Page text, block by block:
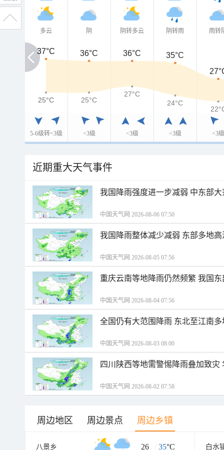
多云
5-6级转<3级
阴
<3级
阴转多云
<3级
阴转雨
<3级
雨转
<3级
37°C
37°C 36°C 36°C
35°C
25°C
25°C 25°C
27°C
24°C
近期重大天气事件
我国降雨强度进一步减弱 中东部
中国天气网 2026-08-06 07:50
我国降雨整体减少减弱 东部多地
中国天气网 2026-08-05 07:56
重庆云南等地降雨仍然频繁 我国
中国天气网 2026-08-04 07:56
全国仍有大范围降雨 东北至江南
中国天气网 2026-08-03 08:00
四川陕西等地需警惕降雨叠加致
中国天气网 2026-08-02 07:58
周边地区 周边景点 周边乡镇
八景乡 26 / 35°C 白水